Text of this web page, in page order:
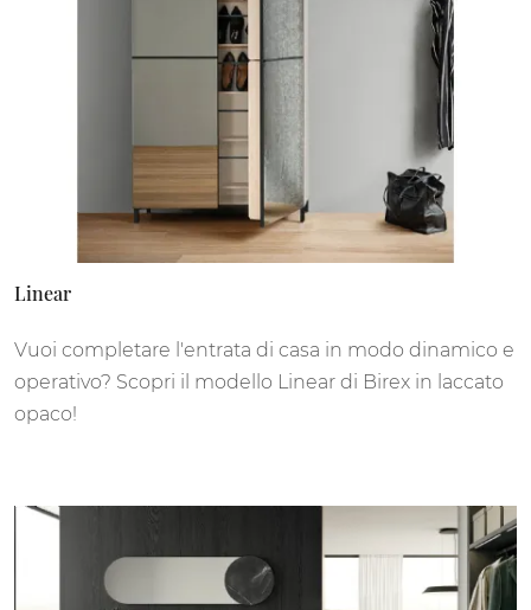
Linear
Vuoi completare l'entrata di casa in modo dinamico e
operativo? Scopri il modello Linear di Birex in laccato
opaco!